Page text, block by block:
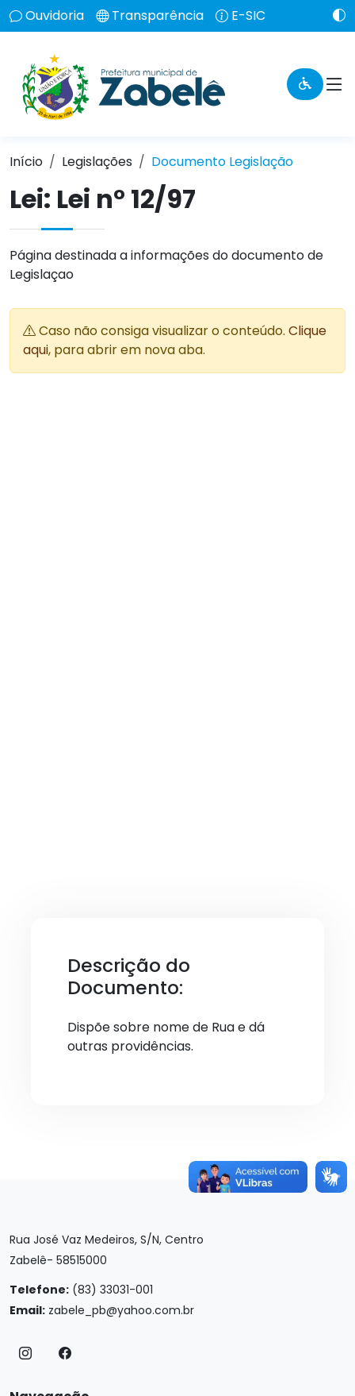
Ouvidoria Transparência E-SIC
Início Legislações Documento Legislação
Lei: Lei n° 12/97
Página destinada a informações do documento de
Legislaçao
Caso não consiga visualizar o conteúdo. Clique
aqui, para abrir em nova aba.
Descrição do
Documento:
Dispõe sobre nome de Rua e dá
outras providências.
Rua José Vaz Medeiros, S/N, Centro
Zabelê- 58515000
Telefone: (83) 33031-001
Email: zabele_pb@yahoo.com.br